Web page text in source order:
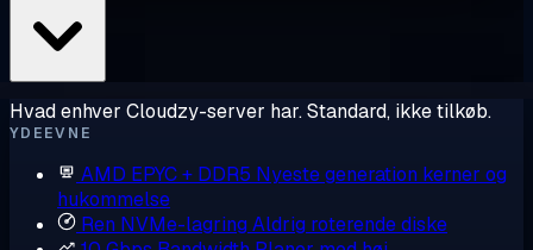
Hvad enhver Cloudzy-server har. Standard, ikke tilkøb.
YDEEVNE
AMD EPYC + DDR5 Nyeste generation kerner og
hukommelse
Ren NVMe-lagring Aldrig roterende diske